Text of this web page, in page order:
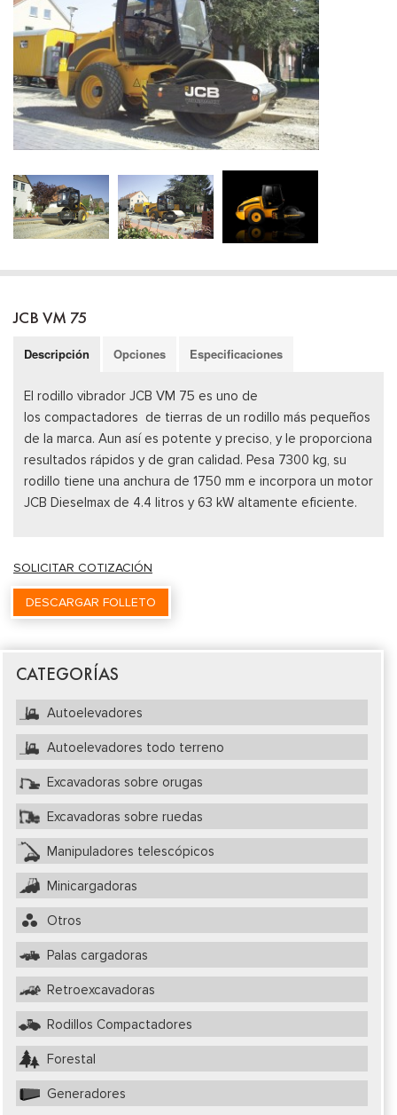
JCB VM 75
Descripción Opciones Especificaciones
El rodillo vibrador JCB VM 75 es uno de
los compactadores de tierras de un rodillo más pequeños
de la marca. Aun así es potente y preciso, y le proporciona
resultados rápidos y de gran calidad. Pesa 7300 kg, su
rodillo tiene una anchura de 1750 mm e incorpora un motor
JCB Dieselmax de 4.4 litros y 63 kW altamente eficiente.
SOLICITAR COTIZACIÓN
DESCARGAR FOLLETO
CATEGORÍAS
Autoelevadores
Autoelevadores todo terreno
Excavadoras sobre orugas
Excavadoras sobre ruedas
Manipuladores telescópicos
Minicargadoras
Otros
Palas cargadoras
Retroexcavadoras
Rodillos Compactadores
Forestal
Generadores